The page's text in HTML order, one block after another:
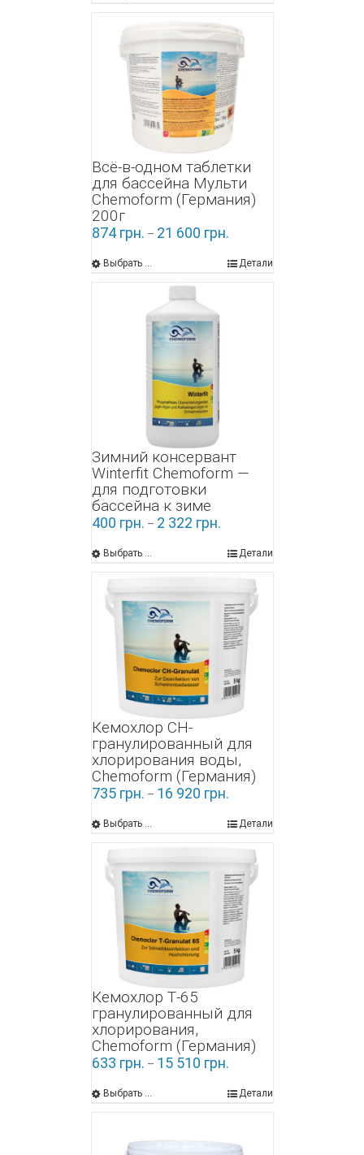
Всё-в-одном таблетки
для бассейна Мульти
Chemoform (Германия)
200г
874 грн. – 21 600 грн.
Выбрать ... Детали
Зимний консервант
Winterfit Chemoform —
для подготовки
бассейна к зиме
400 грн. – 2 322 грн.
Выбрать ... Детали
Кемохлор СН-
гранулированный для
хлорирования воды,
Chemoform (Германия)
735 грн. – 16 920 грн.
Выбрать ... Детали
Кемохлор Т-65
гранулированный для
хлорирования,
Chemoform (Германия)
633 грн. – 15 510 грн.
Выбрать ... Детали